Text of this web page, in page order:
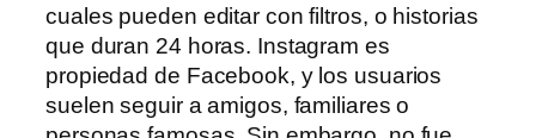
cuales pueden editar con filtros, o historias
que duran 24 horas. Instagram es
propiedad de Facebook, y los usuarios
suelen seguir a amigos, familiares o